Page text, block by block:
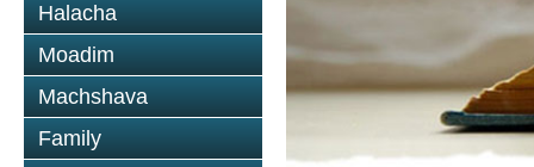
Halacha
Moadim
Machshava
Family